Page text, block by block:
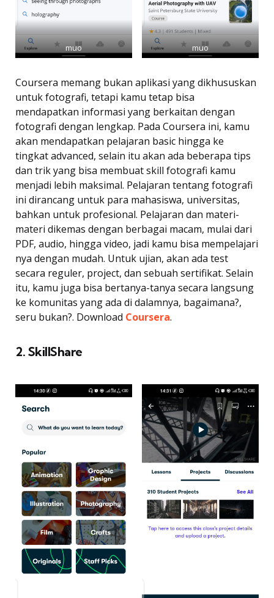
muo muo
Coursera memang bukan aplikasi yang dikhususkan
untuk fotografi, tetapi kamu tetap bisa
mendapatkan informasi yang berkaitan dengan
fotografi dengan lengkap. Pada Coursera ini, kamu
akan mendapatkan pelajaran basic hingga ke
tingkat advanced, selain itu akan ada beberapa tips
dan trik yang bisa membuat skill fotografi kamu
menjadi lebih maksimal. Pelajaran tentang fotografi
ini dirancang untuk para mahasiswa, universitas,
bahkan untuk profesional. Pelajaran dan materi-
materi dikemas dengan berbagai macam, mulai dari
PDF, audio, hingga video, jadi kamu bisa mempelajari
nya dengan mudah. Untuk ujian, akan ada test
secara reguler, project, dan sebuah sertifikat. Selain
itu, kamu juga bisa bertanya-tanya secara langsung
ke komunitas yang ada di dalamnya, bagaimana?,
seru bukan?. Download Coursera.
2. SkillShare